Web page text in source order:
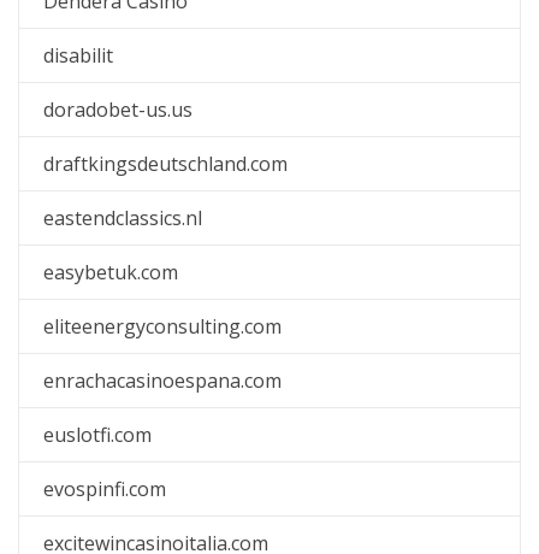
disabilit
doradobet-us.us
draftkingsdeutschland.com
eastendclassics.nl
easybetuk.com
eliteenergyconsulting.com
enrachacasinoespana.com
euslotfi.com
evospinfi.com
excitewincasinoitalia.com